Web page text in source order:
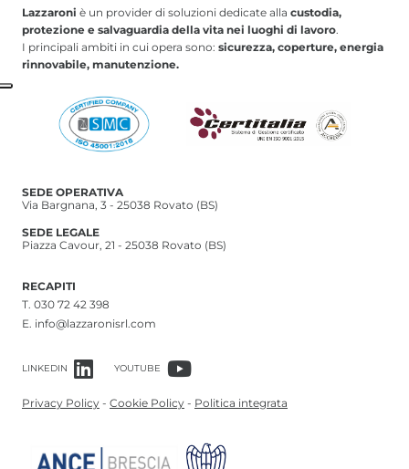
Lazzaroni è un provider di soluzioni dedicate alla custodia,
protezione e salvaguardia della vita nei luoghi di lavoro.
I principali ambiti in cui opera sono: sicurezza, coperture, energia
rinnovabile, manutenzione.
SEDE OPERATIVA
Via Bargnana, 3 - 25038 Rovato (BS)
SEDE LEGALE
Piazza Cavour, 21 - 25038 Rovato (BS)
RECAPITI
T. 030 72 42 398
E. info@lazzaronisrl.com
LINKEDIN YOUTUBE
Privacy Policy - Cookie Policy - Politica integrata